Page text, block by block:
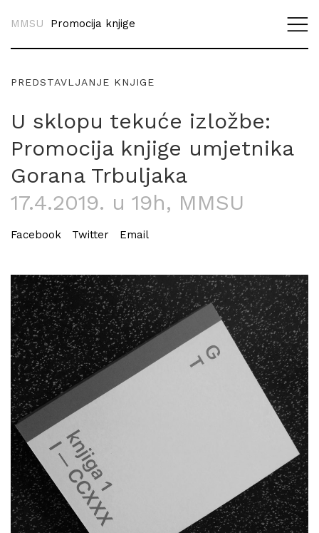
MMSU Promocija knjige
PREDSTAVLJANJE KNJIGE
U sklopu tekuće izložbe:
Promocija knjige umjetnika
Gorana Trbuljaka
17.4.2019. u 19h, MMSU
Facebook Twitter Email